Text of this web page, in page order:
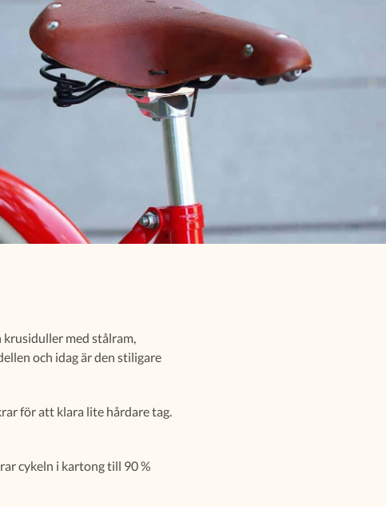
med stålram,
och idag är den stiligare
för att klara lite hårdare tag.
cykeln i kartong till 90 %